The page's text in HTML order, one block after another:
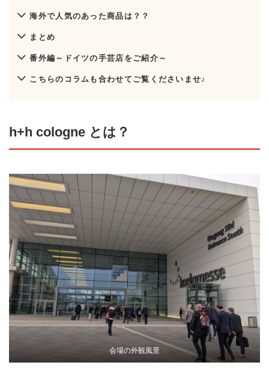
海外で人気のあった商品は？？
まとめ
番外編～ドイツの手芸店をご紹介～
こちらのコラムも合わせてご覧くださいませ♪
h+h cologne とは？
会場の外観風景